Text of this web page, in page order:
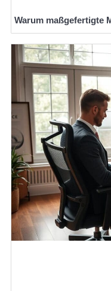
Warum maßgefertigte